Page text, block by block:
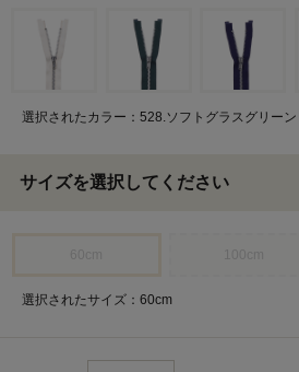
選択されたカラー：528.ソフトグラスグリーン
サイズを選択してください
選択されたサイズ：60cm